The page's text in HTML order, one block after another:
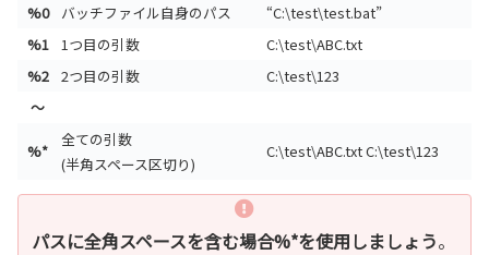
%0
バッチファイル自身のパス
“C:\test\test.bat”
%1
1つ目の引数
C:\test\ABC.txt
%2
2つ目の引数
C:\test\123
～
%*
全ての引数
(半角スペース区切り)
C:\test\ABC.txt C:\test\123
パスに全角スペースを含む場合%*を使用しましょう。